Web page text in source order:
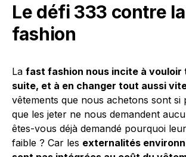
Le défi 333 contre
fashion
La fast fashion nous incite à
suite, et à en changer tout aussi
vêtements que nous achetons sont si
que les jeter ne nous demandent
êtes-vous déjà demandé pourquoi
faible ? Car les externalités